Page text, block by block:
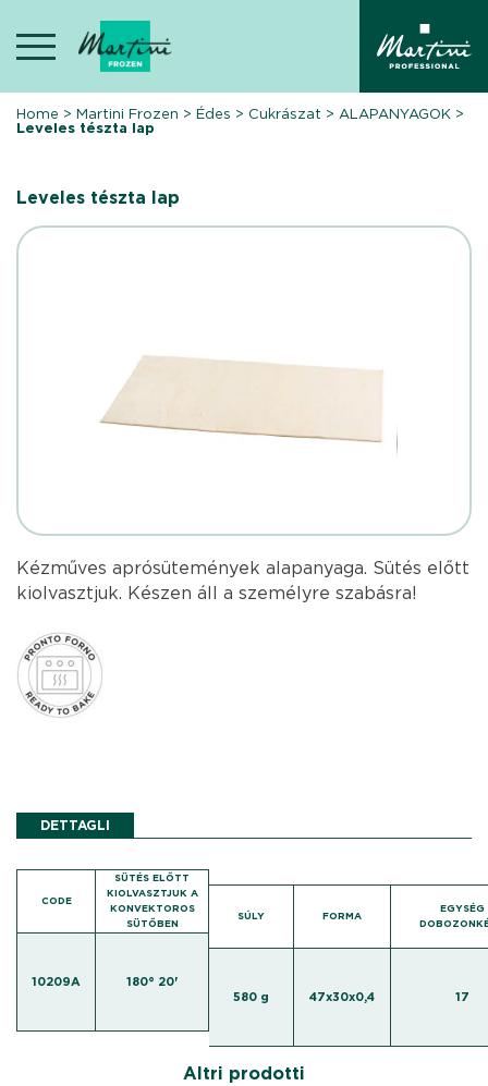
content
Home >Martini Frozen >Édes > Cukrászat >ALAPANYAGOK >
Leveles tészta lap
Leveles tészta lap
Kézműves aprósütemények alapanyaga. Sütés előtt
kiolvasztjuk. Készen áll a személyre szabásra!
DETTAGLI
CODE
SÜTÉS ELŐTT
KIOLVASZTJUK A
KONVEKTOROS
SÜTŐBEN
10209A 180° 20'
SÚLY FORMA
EGYSÉG
580 g 47x30x0,4 17
Altri prodotti